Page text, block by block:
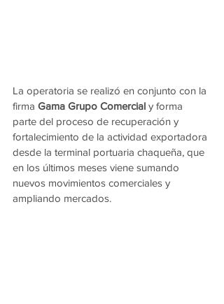
La operatoria se realizó en conjunto con la
firma Gama Grupo Comercial y forma
parte del proceso de recuperación y
fortalecimiento de la actividad exportadora
desde la terminal portuaria chaqueña, que
en los últimos meses viene sumando
nuevos movimientos comerciales y
ampliando mercados.